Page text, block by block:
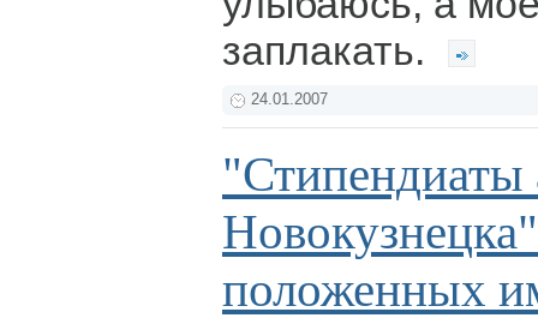
заплакать.
24.01.2007
"Стипендиаты
положенных